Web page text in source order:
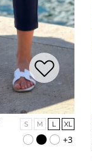
S M L XL
+3